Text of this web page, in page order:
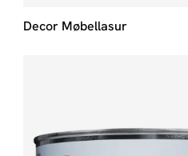
Decor Møbellasur